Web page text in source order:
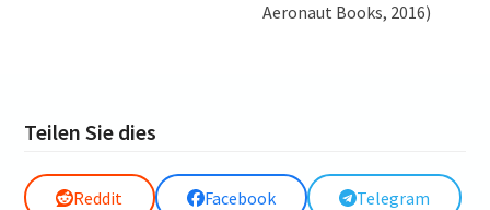
Aeronaut Books, 2016)
Teilen Sie dies
Reddit Facebook Telegram